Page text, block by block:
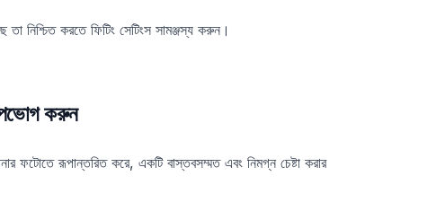
নিশ্চিত করতে ফিটিং সেটিংস সামঞ্জস্য করুন।
করুন
রূপান্তরিত করে, একটি বাস্তবসম্মত এবং নিমগ্ন চেষ্টা করার